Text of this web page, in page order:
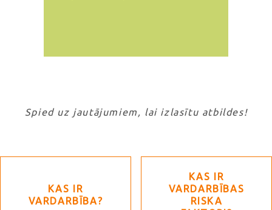
Spied uz jautājumiem, lai izlasītu atbildes!
KAS IR
VARDARBĪBA?
KAS IR
VARDARBĪBAS
RISKA